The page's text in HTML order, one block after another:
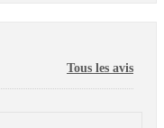
Tous les avis